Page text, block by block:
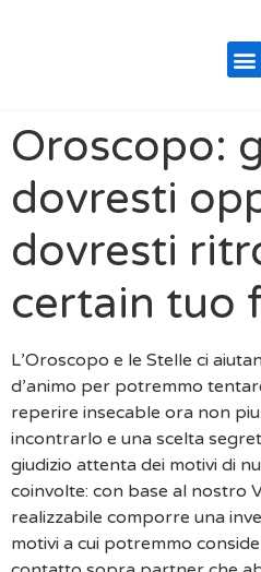
Oroscopo:
dovresti
dovresti
certain tuo
L’Oroscopo e le Stelle ci
d’animo per potremmo
reperire insecable ora non
incontrarlo e una scelta
giudizio attenta dei motivi di
coinvolte: con base al nostro
realizzabile comporre una
motivi a cui potremmo